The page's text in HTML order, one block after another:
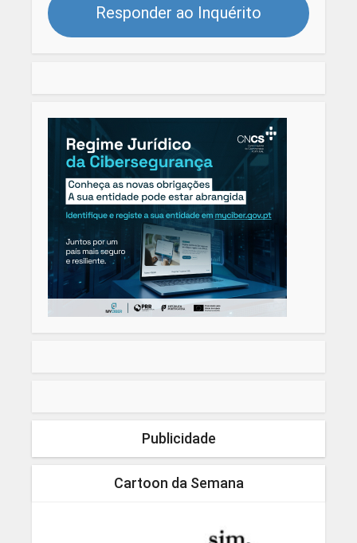
Responder ao Inquérito
Publicidade
Cartoon da Semana